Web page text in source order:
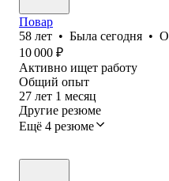
Повар
58 лет • Была сегодня •
10 000 ₽
Активно ищет работу
Общий опыт
27 лет 1 месяц
Другие резюме
Ещё 4 резюме